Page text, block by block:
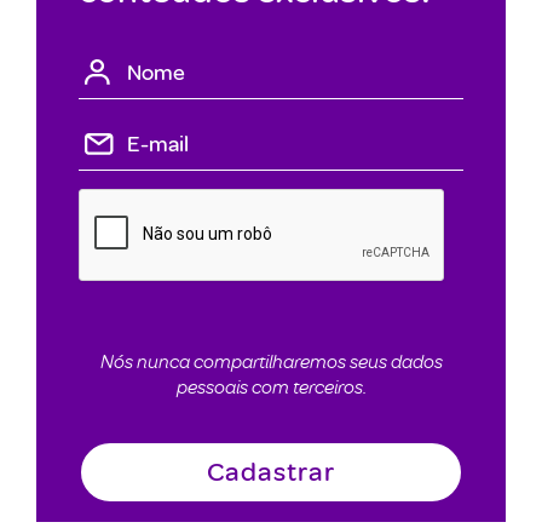
Nós nunca compartilharemos seus dados
pessoais com terceiros.